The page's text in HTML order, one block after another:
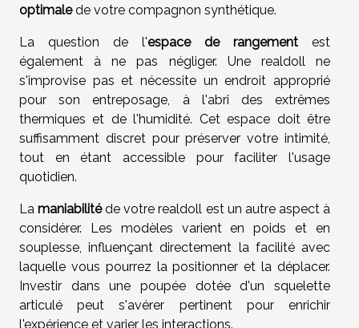
optimalede votre compagnon synthétique.
La question de l'espace de rangement est
également à ne pas négliger. Une realdoll ne
s'improvise pas et nécessite un endroit approprié
pour son entreposage, à l'abri des extrêmes
thermiques et de l'humidité. Cet espace doit être
suffisamment discret pour préserver votre intimité,
tout en étant accessible pour faciliter l'usage
quotidien.
Lamaniabilitéde votre realdoll est un autre aspect à
considérer. Les modèles varient en poids et en
souplesse, influençant directement la facilité avec
laquelle vous pourrez la positionner et la déplacer.
Investir dans une poupée dotée d'un squelette
articulé peut s'avérer pertinent pour enrichir
l'expérience et varier les interactions.